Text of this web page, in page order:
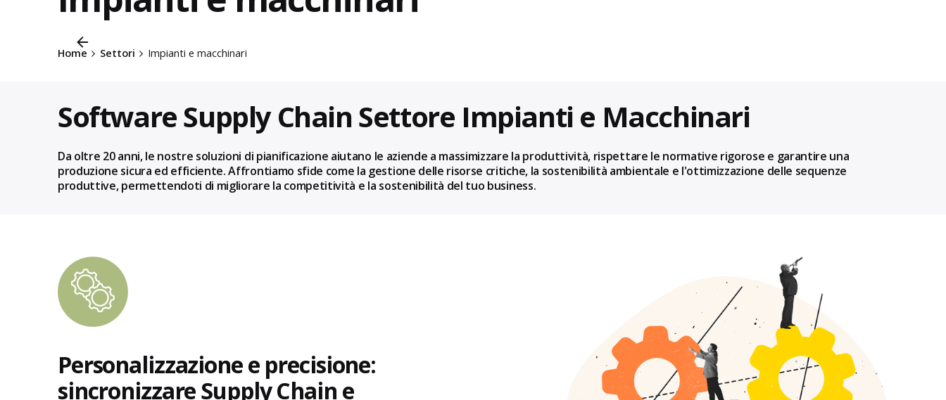
Home Settori Impianti e macchinari
Software Supply Chain Settore Impianti e Macchinari
Da oltre 20 anni, le nostre soluzioni di pianificazione aiutano le aziende a massimizzare la produttività, rispettare le normative rigorose e garantire una
produzione sicura ed efficiente. Affrontiamo sfide come la gestione delle risorse critiche, la sostenibilità ambientale e l'ottimizzazione delle sequenze
produttive, permettendoti di migliorare la competitività e la sostenibilità del tuo business.
Personalizzazione e precisione:
sincronizzare Supply Chain e